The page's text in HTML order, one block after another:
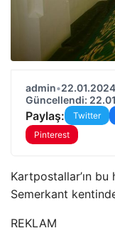
admin•
Güncellendi:
Paylaş: Twitter
Pinterest
Kartpostallar’ın
Semerkant
REKLAM